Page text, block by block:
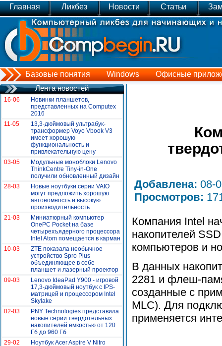
Главная Ликбез Новости Статьи
Базовые понятия Windows Офисные
Добавлена: 08-
Просмотров:
Компания Intel
накопителей
компьютеров и
В данных
2281 и флеш-
созданные с
MLC). Для
применяется
Лента новостей
16-06
Новинки планшетов,
представленных на Сomputex
2016
11-05
13,3-дюймовый ультрабук-
трансформер Voyo Vbook V3
имеет хорошую
функциональность и
привлекательную цену
03-05
Модульные моноблоки Lenovo
ThinkCentre Tiny-in-One
получили обновленный дизайн
28-03
Новые ноутбуки серии VAIO
могут предложить хорошую
автономность и высокую
производительность
21-03
Миниатюрный компьютер
OnePC Pocket на базе
четырехъядерного процессора
Intel Atom помещается в карман
10-03
ZTE показала необычное
устройство Spro Plus
объединяющее в себе
планшет и лазерный проектор
09-03
Lenovo IdeaPad Y900 - игровой
17,3-дюймовый ноутбук с IPS-
матрицей и процессором Intel
Skylake
02-03
PNY Technologies представила
новые серии твердотельных
накопителей емкостью от 120
Гб до 960 Гб
29-02
Ноутбук Acer Aspire V Nitro